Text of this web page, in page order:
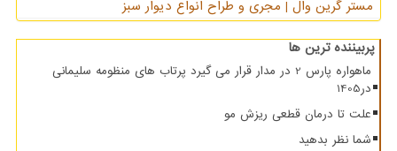
مستر گرین وال | مجری و طراح انواع دیوار سبز
پربیننده ترین ها
ماهواره پارس 2 در مدار قرار می گیرد پرتاب های منظومه سلیمانی
در1405
علت تا درمان قطعی ریزش مو
شما نظر بدهید